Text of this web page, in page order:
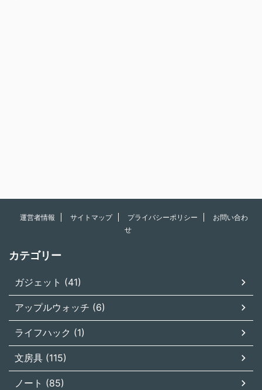
運営者情報 サイトマップ プライバシーポリシー
お問い合わ
せ
カテゴリー
ガジェット (41)
アップルウォッチ (6)
ライフハック (1)
文房具 (115)
ノート (85)